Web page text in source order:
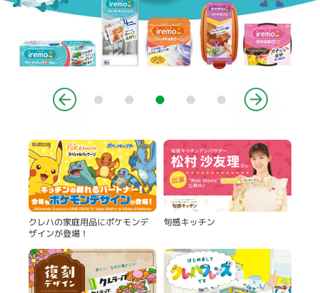
クレハの家庭用品にポケモンデ
ザインが登場！
旬感キッチン